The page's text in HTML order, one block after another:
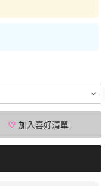
加入喜好清單